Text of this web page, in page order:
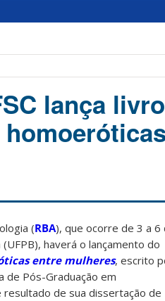
lança
(RBA), que ocorre de 3 a 6
haverá o lançamento do
entre mulheres, escrito
de Pós-Graduação em
resultado de sua dissertação de